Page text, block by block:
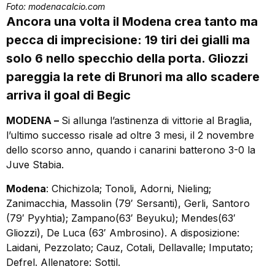
Foto: modenacalcio.com
Ancora una volta il Modena crea tanto ma
pecca di imprecisione: 19 tiri dei gialli ma
solo 6 nello specchio della porta. Gliozzi
pareggia la rete di Brunori ma allo scadere
arriva il goal di Begic
MODENA – Si allunga l’astinenza di vittorie al Braglia,
l’ultimo successo risale ad oltre 3 mesi, il 2 novembre
dello scorso anno, quando i canarini batterono 3-0 la
Juve Stabia.
Modena: Chichizola; Tonoli, Adorni, Nieling;
Zanimacchia, Massolin (79′ Sersanti), Gerli, Santoro
(79′ Pyyhtia); Zampano(63′ Beyuku); Mendes(63′
Gliozzi), De Luca (63′ Ambrosino). A disposizione:
Laidani, Pezzolato; Cauz, Cotali, Dellavalle; Imputato;
Defrel. Allenatore: Sottil.